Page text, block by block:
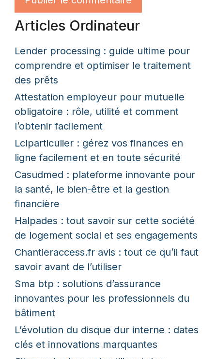
Articles Ordinateur
Lender processing : guide ultime pour
comprendre et optimiser le traitement
des prêts
Attestation employeur pour mutuelle
obligatoire : rôle, utilité et comment
l’obtenir facilement
Lclparticulier : gérez vos finances en
ligne facilement et en toute sécurité
Casudmed : plateforme innovante pour
la santé, le bien-être et la gestion
financière
Halpades : tout savoir sur cette société
de logement social et ses engagements
Chantieraccess.fr avis : tout ce qu’il faut
savoir avant de l’utiliser
Sma btp : solutions d’assurance
innovantes pour les professionnels du
bâtiment
L’évolution du disque dur interne : dates
clés et innovations marquantes